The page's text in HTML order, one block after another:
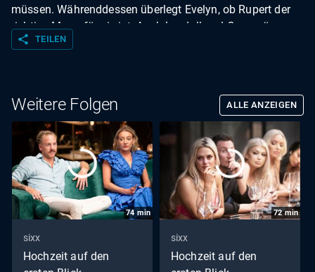
müssen. Währenddessen überlegt Evelyn, ob Rupert der
richtige Mann für sie ist. Auch Lyndall und Cam müssen
sich überlegen, ob sie ihre Ehe außerhalb der Show
share TEILEN
Weitere Folgen ALLE ANZEIGEN
74 min
sixx
Hochzeit auf den
72min
sixx
Hochzeit auf den